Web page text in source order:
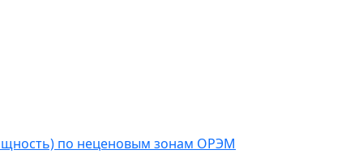
по неценовым зонам ОРЭМ